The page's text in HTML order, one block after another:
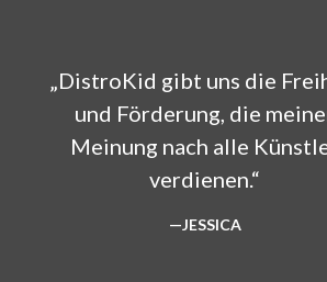
„DistroKid gibt uns die
und Förderung, die
Meinung nach alle
verdienen.“
—JESSICA